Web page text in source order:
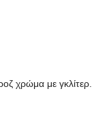
χρώμα με γκλίτερ.